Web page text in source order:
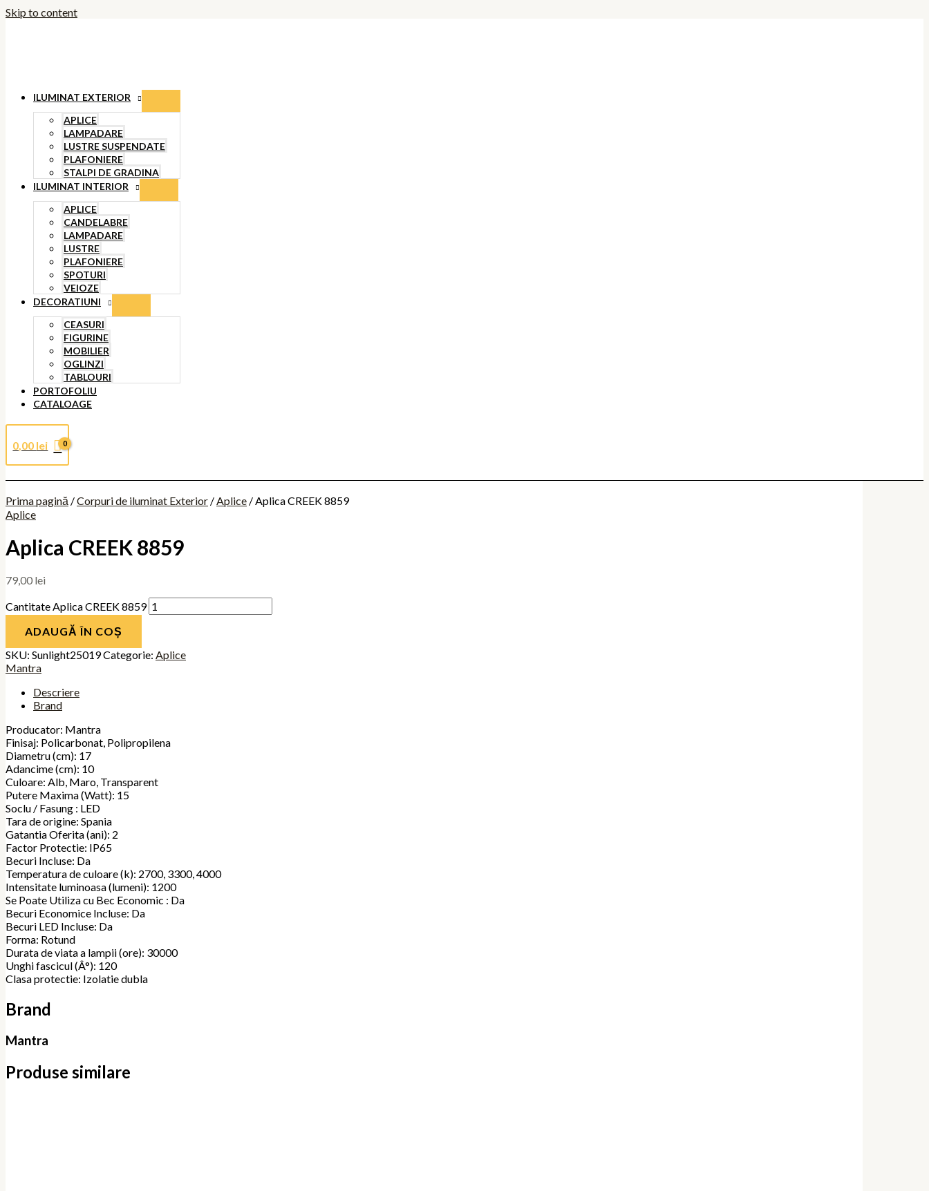
Skip to content
ILUMINAT EXTERIOR
APLICE
LAMPADARE
LUSTRE SUSPENDATE
PLAFONIERE
STALPI DE GRADINA
ILUMINAT INTERIOR
APLICE
CANDELABRE
LAMPADARE
LUSTRE
PLAFONIERE
SPOTURI
VEIOZE
DECORATIUNI
CEASURI
FIGURINE
MOBILIER
OGLINZI
TABLOURI
PORTOFOLIU
CATALOAGE
0,00 lei
Prima pagină /Corpuri de iluminat Exterior /Aplice / Aplica CREEK 8859
Aplice
Aplica CREEK 8859
79,00 lei
Cantitate Aplica CREEK 8859
ADAUGĂ ÎN COȘ
SKU: Sunlight25019Categorie: Aplice
Mantra
Descriere
Brand
Producator: Mantra
Finisaj: Policarbonat, Polipropilena
Diametru (cm): 17
Adancime (cm): 10
Culoare: Alb, Maro, Transparent
Putere Maxima (Watt): 15
Soclu / Fasung : LED
Tara de origine: Spania
Gatantia Oferita (ani): 2
Factor Protectie: IP65
Becuri Incluse: Da
Temperatura de culoare (k): 2700, 3300, 4000
Intensitate luminoasa (lumeni): 1200
Se Poate Utiliza cu Bec Economic : Da
Becuri Economice Incluse: Da
Becuri LED Incluse: Da
Forma: Rotund
Durata de viata a lampii (ore): 30000
Unghi fascicul (Â°): 120
Clasa protectie: Izolatie dubla
Brand
Mantra
Produse similare